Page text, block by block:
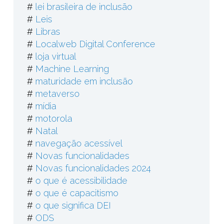
# lei brasileira de inclusão
# Leis
# Libras
# Localweb Digital Conference
# loja virtual
# Machine Learning
# maturidade em inclusão
# metaverso
# mídia
# motorola
# Natal
# navegação acessível
# Novas funcionalidades
# Novas funcionalidades 2024
# o que é acessibilidade
# o que é capacitismo
# o que significa DEI
# ODS